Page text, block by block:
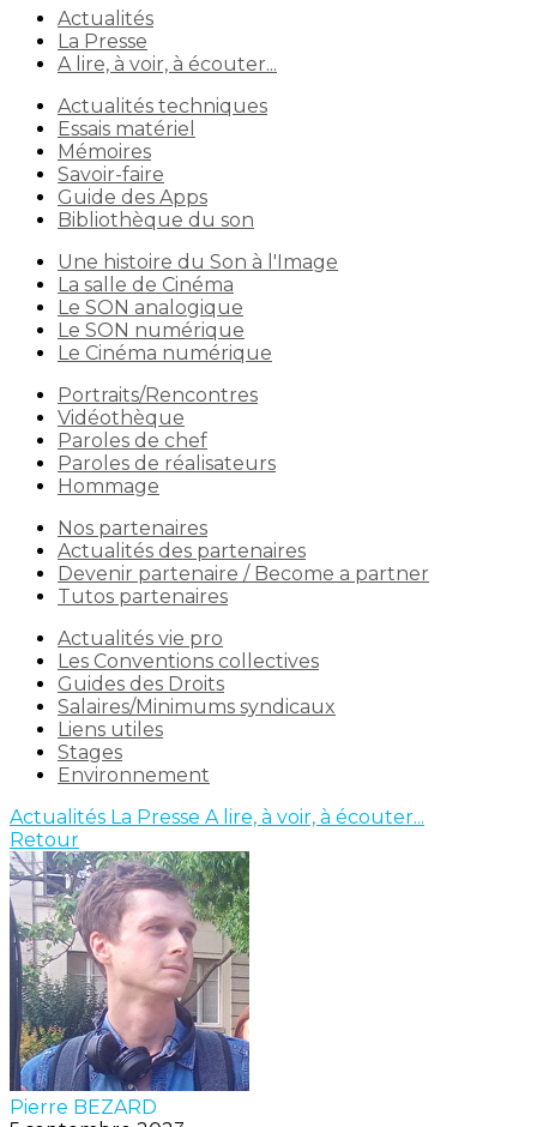
Actualités
La Presse
A lire, à voir, à écouter...
Actualités techniques
Essais matériel
Mémoires
Savoir-faire
Guide des Apps
Bibliothèque du son
Une histoire du Son à l'Image
La salle de Cinéma
Le SON analogique
Le SON numérique
Le Cinéma numérique
Portraits/Rencontres
Vidéothèque
Paroles de chef
Paroles de réalisateurs
Hommage
Nos partenaires
Actualités des partenaires
Devenir partenaire / Become a partner
Tutos partenaires
Actualités vie pro
Les Conventions collectives
Guides des Droits
Salaires/Minimums syndicaux
Liens utiles
Stages
Environnement
Actualités La Presse A lire, à voir, à écouter...
Retour
Pierre BEZARD